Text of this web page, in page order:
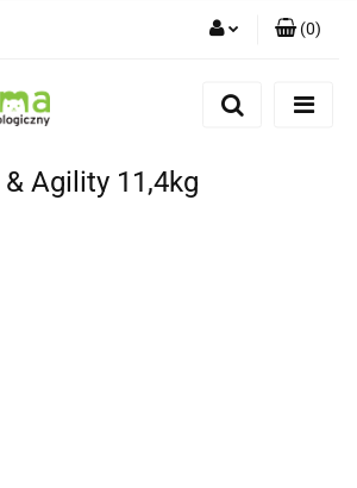
Zaloguj się
Zgody cookies
(0)
Agility 11,4kg